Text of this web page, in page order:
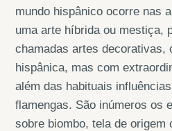
mundo hispânico ocorre nas
uma arte híbrida ou mestiça,
chamadas artes decorativas,
hispânica, mas com
além das habituais
flamengas. São inúmeros os
sobre biombo, tela de origem